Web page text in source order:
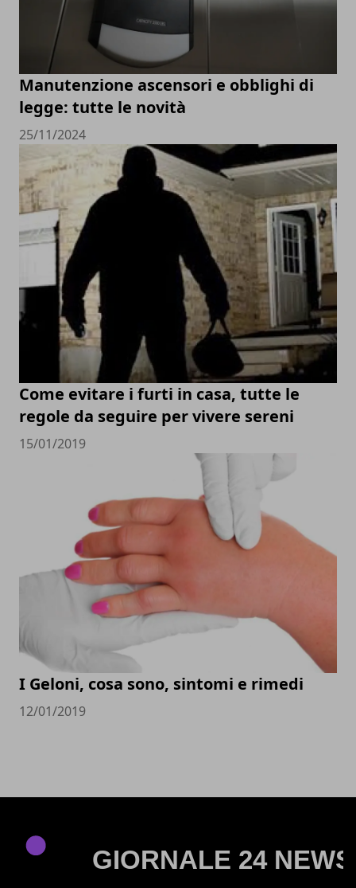
Manutenzione ascensori e obblighi di
legge: tutte le novità
25/11/2024
Come evitare i furti in casa, tutte le
regole da seguire per vivere sereni
15/01/2019
I Geloni, cosa sono, sintomi e rimedi
12/01/2019